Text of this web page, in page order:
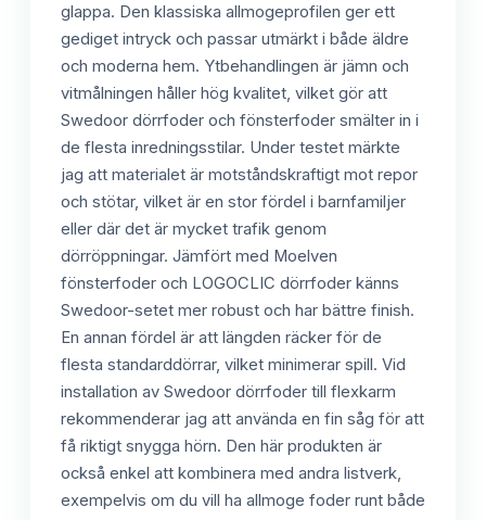
glappa. Den klassiska allmogeprofilen ger ett
gediget intryck och passar utmärkt i både äldre
och moderna hem. Ytbehandlingen är jämn och
vitmålningen håller hög kvalitet, vilket gör att
Swedoor dörrfoder och fönsterfoder smälter in i
de flesta inredningsstilar. Under testet märkte
jag att materialet är motståndskraftigt mot repor
och stötar, vilket är en stor fördel i barnfamiljer
eller där det är mycket trafik genom
dörröppningar. Jämfört med Moelven
fönsterfoder och LOGOCLIC dörrfoder känns
Swedoor-setet mer robust och har bättre finish.
En annan fördel är att längden räcker för de
flesta standarddörrar, vilket minimerar spill. Vid
installation av Swedoor dörrfoder till flexkarm
rekommenderar jag att använda en fin såg för att
få riktigt snygga hörn. Den här produkten är
också enkel att kombinera med andra listverk,
exempelvis om du vill ha allmoge foder runt både